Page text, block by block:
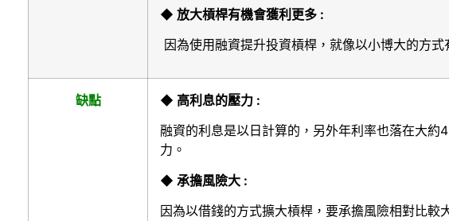
◆ 放大槓桿有機會獲利更多 :
因為使用融資提升投資槓桿，就像以小博大的方式
缺點
◆ 高利息的壓力 :
融資的利息是以日計算的，另外年利率也落在大
力。
◆ 承擔風險大 :
因為以借錢的方式擴大槓桿，要承擔風險相對比較